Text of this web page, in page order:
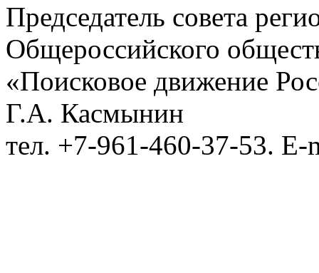
Председатель совета
Общероссийского
«Поисковое движение
Г.А. Касмынин
тел. +7-961-460-37-53.